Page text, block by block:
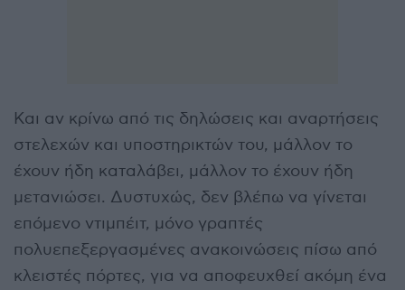
Και αν κρίνω από τις δηλώσεις και αναρτήσεις
στελεχών και υποστηρικτών του, μάλλον το
έχουν ήδη καταλάβει, μάλλον το έχουν ήδη
μετανιώσει. Δυστυχώς, δεν βλέπω να γίνεται
επόμενο ντιμπέιτ, μόνο γραπτές
πολυεπεξεργασμένες ανακοινώσεις πίσω από
κλειστές πόρτες, για να αποφευχθεί ακόμη ένα